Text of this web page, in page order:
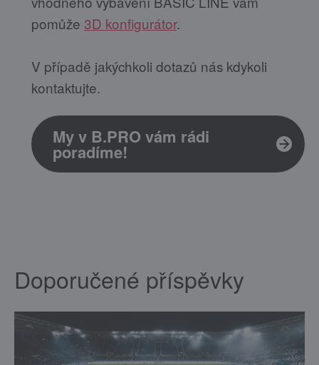
pomůže 3D konfigurátor.
V případě jakýchkoli dotazů nás kdykoli
kontaktujte.
My v B.PRO vám rádi
poradíme!
Doporučené příspěvky